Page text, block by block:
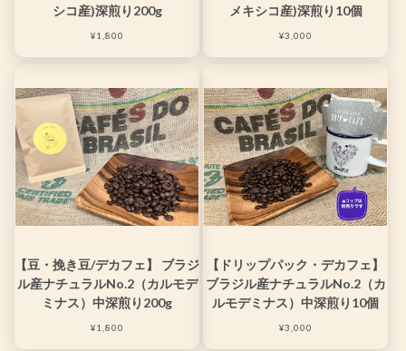
シコ産)深煎り200g
¥1,800
メキシコ産)深煎り10個
¥3,000
【豆・挽き豆/デカフェ】 ブラジ
ル産ナチュラルNo.2（カルモデ
ミナス）中深煎り200g
¥1,800
【ドリップパック・デカフェ】
ブラジル産ナチュラルNo.2（カ
ルモデミナス）中深煎り10個
¥3,000